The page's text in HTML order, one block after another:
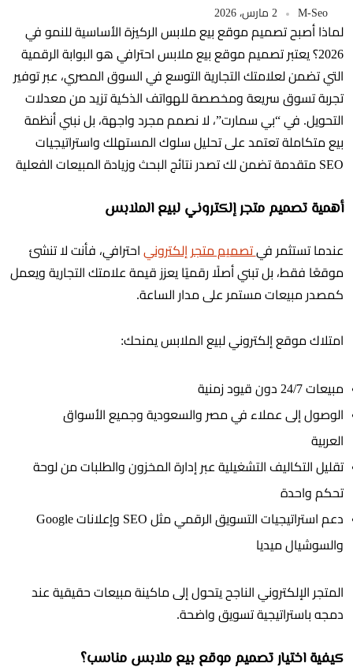
M-Seo 2 مارس، 2026
لماذا أصبح تصميم موقع بيع ملابس الركيزة الأساسية للنمو في
2026؟ يعتبر تصميم موقع بيع ملابس احترافي هو البوابة الرقمية
التي تضمن لعلامتك التجارية التوسع في السوق المصري، عبر توفير
تجربة تسوق سريعة ومخصصة للهواتف الذكية تزيد من معدلات
التحويل. في “بي سمارت”، لا نصمم مجرد واجهة، بل نبني أنظمة
بيع متكاملة تعتمد على تحليل سلوك المستهلك واستراتيجيات
SEO متقدمة تضمن لك تصدر نتائج البحث وزيادة المبيعات الفعلية
أهمية تصميم متجر إلكتروني لبيع الملابس
عندما تستثمر في تصميم متجر إلكتروني احترافي، فأنت لا تنشئ
موقعًا فقط، بل تبني أصلًا رقميًا يعزز قيمة علامتك التجارية ويعمل
كمصدر مبيعات مستمر على مدار الساعة.
امتلاك موقع إلكتروني لبيع الملابس يمنحك:
مبيعات 24/7 دون قيود زمنية
الوصول إلى عملاء في مصر والسعودية وجميع الأسواق
العربية
تقليل التكاليف التشغيلية عبر إدارة المخزون والطلبات من لوحة
تحكم واحدة
دعم استراتيجيات التسويق الرقمي مثل SEO وإعلانات Google
والسوشيال ميديا
المتجر الإلكتروني الناجح يتحول إلى ماكينة مبيعات حقيقية عند
دمجه باستراتيجية تسويق واضحة.
كيفية اختيار تصميم موقع بيع ملابس مناسب؟